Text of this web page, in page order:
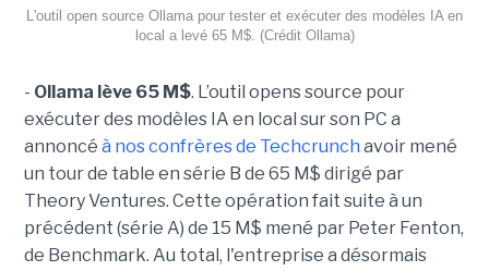
L'outil open source Ollama pour tester et exécuter des modèles IA en
local a levé 65 M$. (Crédit Ollama)
- Ollama lève 65 M$. L’outil opens source pour
exécuter des modèles IA en local sur son PC a
annoncé à nos confrères de Techcrunch avoir mené
un tour de table en série B de 65 M$ dirigé par
Theory Ventures. Cette opération fait suite à un
précédent (série A) de 15 M$ mené par Peter Fenton,
de Benchmark. Au total, l'entreprise a désormais